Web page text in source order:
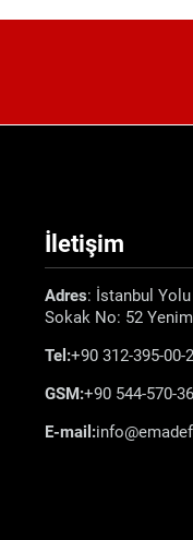
İletişim
Adres: İstanbul
Sokak No: 52
Tel:+90 312-395-00-
GSM:+90 544-570-
E-mail: